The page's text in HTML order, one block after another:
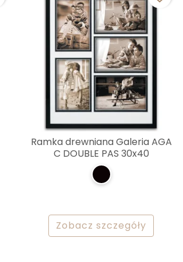
Ramka drewniana Galeria AGA
C DOUBLE PAS 30x40
Zobacz szczegóły